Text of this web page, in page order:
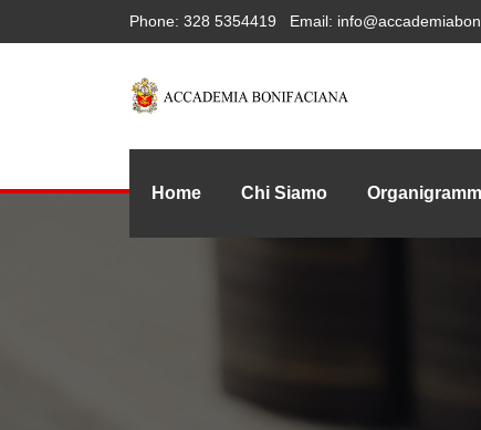
Phone: 328 5354419 Email:
Home Chi Siamo